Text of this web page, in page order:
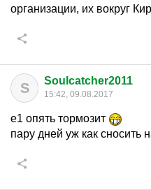
организации, их вокруг
S Soulcatcher2011
15:42, 09.08.2017
е1 опять тормозит
пару дней уж как сносить